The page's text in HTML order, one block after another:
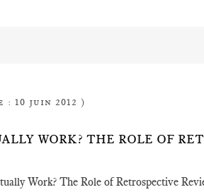
10 juin 2012 )
WORK? THE ROLE OF
Work? The Role of Retrospective